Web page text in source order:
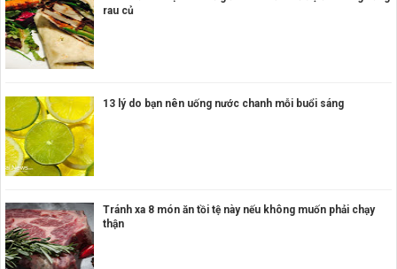
rau củ
13 lý do bạn nên uống nước chanh mỗi buổi sáng
Tránh xa 8 món ăn tồi tệ này nếu không muốn phải chạy
thận